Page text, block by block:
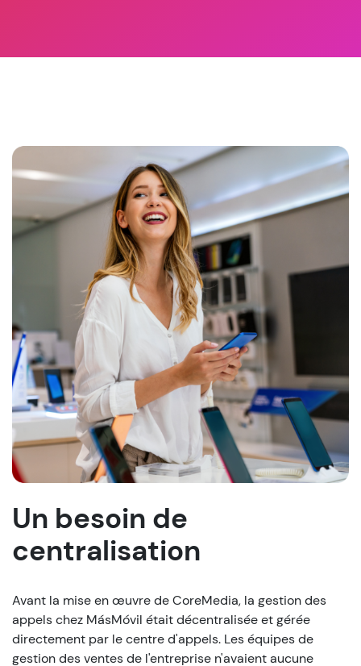
Un besoin de
centralisation
Avant la mise en œuvre de CoreMedia, la gestion des
appels chez MásMóvil était décentralisée et gérée
directement par le centre d'appels. Les équipes de
gestion des ventes de l'entreprise n'avaient aucune